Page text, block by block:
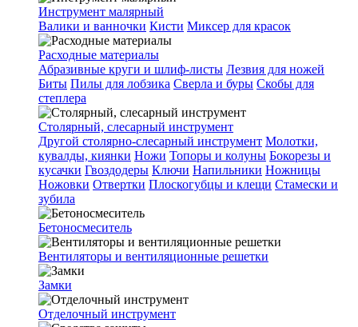
Инструмент малярный
Валики и ванночки Кисти Миксер для красок
Расходные материалы
Абразивные круги и шлиф-листы Лезвия для ножей
Биты Пилы для лобзика Сверла и буры Скобы для
степлера
Столярный, слесарный инструмент
Другой столярно-слесарный инструмент Молотки,
кувалды, киянки Ножи Топоры и колуны Бокорезы и
кусачки Гвоздодеры Ключи Напильники Ножницы
Ножовки Отвертки Плоскогубцы и клещи Стамески и
зубила
Бетоносмеситель
Вентиляторы и вентиляционные решетки
Замки
Отделочный инструмент